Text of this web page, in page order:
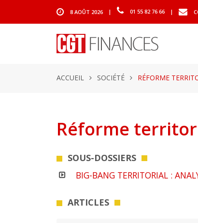
8 AOÛT 2026 | 01 55 82 76 66 |
ACCUEIL SOCIÉTÉ RÉFORME
Réforme
SOUS-DOSSIERS
BIG-BANG TERRITORIAL :
ARTICLES